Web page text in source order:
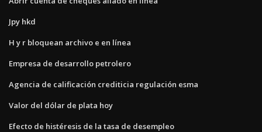
Jpy hkd
H y r bloquean archivo e en línea
Empresa de desarrollo petrolero
Agencia de calificación crediticia regulación esma
Valor del dólar de plata hoy
Efecto de histéresis de la tasa de desempleo